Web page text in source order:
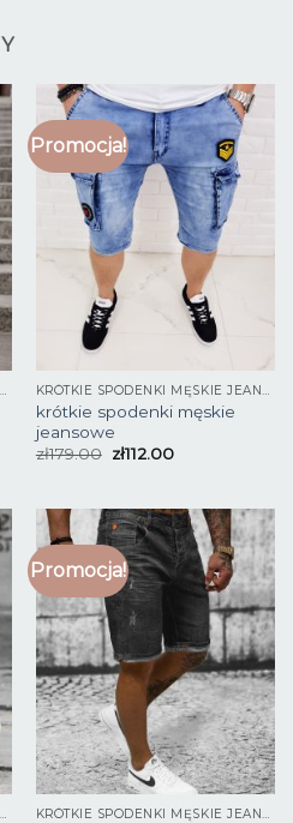
KRÓTKIE SPODENKI MĘSKIE JEANSOWE
Promocja!
KRÓTKIE SPODENKI MĘSKIE JEANSOWE
krótkie spodenki męskie
jeansowe
zł179.00 zł112.00
KRÓTKIE SPODENKI MĘSKIE JEANSOWE
Promocja!
KRÓTKIE SPODENKI MĘSKIE JEANSOWE